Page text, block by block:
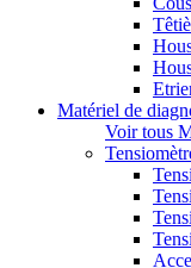
Matériel de
Voir tous